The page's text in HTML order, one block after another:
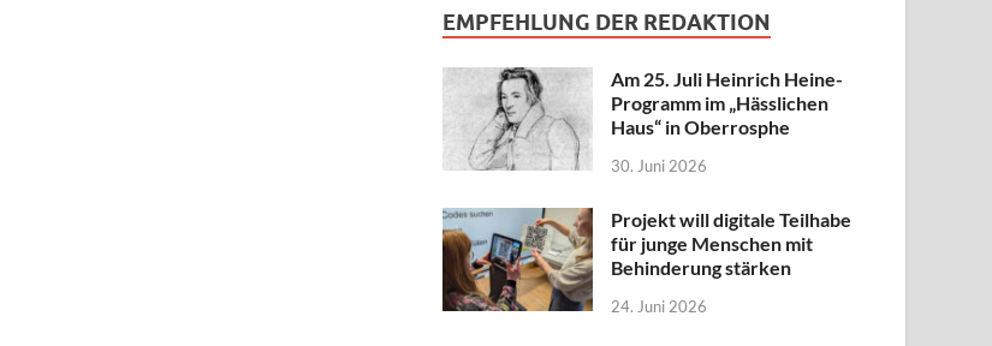
EMPFEHLUNG DER REDAKTION
Am 25. Juli Heinrich Heine-
Programm im „Hässlichen
Haus“ in Oberrosphe
30. Juni 2026
Projekt will digitale Teilhabe
für junge Menschen mit
Behinderung stärken
24. Juni 2026